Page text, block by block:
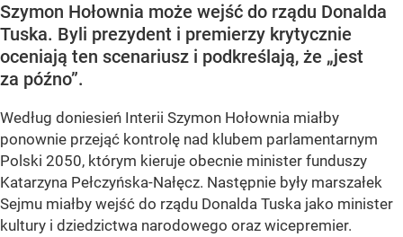
Szymon Hołownia może wejść do rządu Donalda
Tuska. Byli prezydent i premierzy krytycznie
oceniają ten scenariusz i podkreślają, że „jest
za późno”.
Według doniesień Interii Szymon Hołownia miałby
ponownie przejąć kontrolę nad klubem parlamentarnym
Polski 2050, którym kieruje obecnie minister funduszy
Katarzyna Pełczyńska-Nałęcz. Następnie były marszałek
Sejmu miałby wejść do rządu Donalda Tuska jako minister
kultury i dziedzictwa narodowego oraz wicepremier.